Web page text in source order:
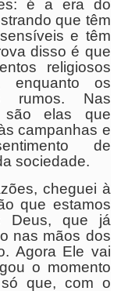
é a era do
que têm
e têm
disso é que
religiosos
enquanto os
rumos. Nas
são elas que
campanhas e
de
sociedade.
cheguei à
que estamos
Deus, que já
nas mãos dos
Agora Ele vai
o momento
que, com o